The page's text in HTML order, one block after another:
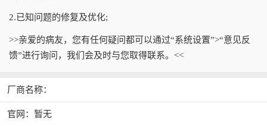
2.已知问题的修复及优化;
>>亲爱的病友，您有任何疑问都可以通过“系统设置”>“意见反
馈”进行询问，我们会及时与您取得联系。<<
厂商名称：
官网：暂无